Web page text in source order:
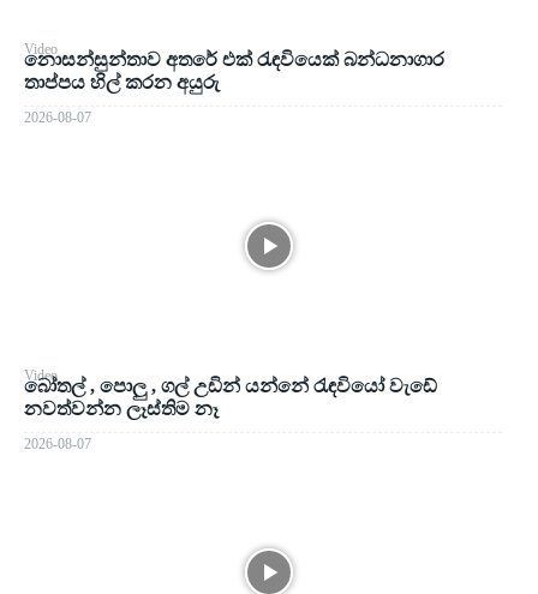
Video
නොසන්සුන්තාව අතරේ එක් රැඳවියෙක් බන්ධනාගාර
තාප්පය හිල් කරන අයුරු
2026-08-07
Video
බෝතල් , පොලු , ගල් උඩින් යන්නේ රැඳවියෝ වැඩේ
නවත්වන්න ලෑස්තිම නෑ
2026-08-07